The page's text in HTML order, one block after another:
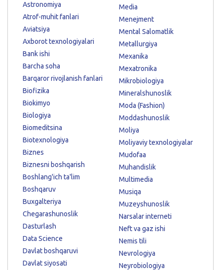
Astronomiya
Atrof-muhit fanlari
Aviatsiya
Axborot texnologiyalari
Bank ishi
Barcha soha
Barqaror rivojlanish fanlari
Biofizika
Biokimyo
Biologiya
Biomeditsina
Biotexnologiya
Biznes
Biznesni boshqarish
Boshlang'ich ta'lim
Boshqaruv
Buxgalteriya
Chegarashunoslik
Dasturlash
Data Science
Davlat boshqaruvi
Davlat siyosati
Media
Menejment
Mental Salomatlik
Metallurgiya
Mexanika
Mexatronika
Mikrobiologiya
Mineralshunoslik
Moda (Fashion)
Moddashunoslik
Moliya
Moliyaviy texnologiyalar
Mudofaa
Muhandislik
Multimedia
Musiqa
Muzeyshunoslik
Narsalar interneti
Neft va gaz ishi
Nemis tili
Nevrologiya
Neyrobiologiya